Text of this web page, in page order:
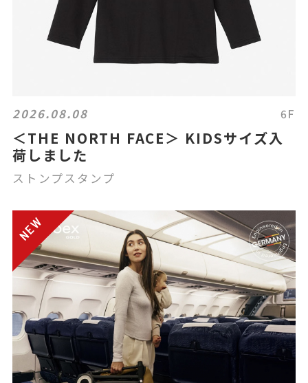
2026.08.08 6F
＜THE NORTH FACE＞ KIDSサイズ入
荷しました
ストンプスタンプ